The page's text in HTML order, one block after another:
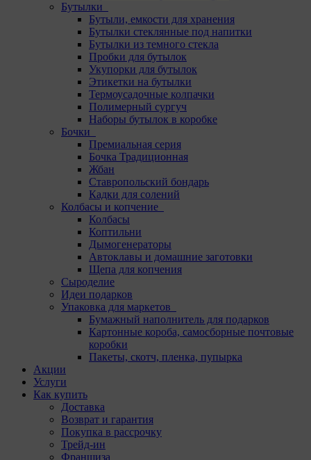
Бутылки
Бутыли, емкости для хранения
Бутылки стеклянные под напитки
Бутылки из темного стекла
Пробки для бутылок
Укупорки для бутылок
Этикетки на бутылки
Термоусадочные колпачки
Полимерный сургуч
Наборы бутылок в коробке
Бочки
Премиальная серия
Бочка Традиционная
Жбан
Ставропольский бондарь
Кадки для солений
Колбасы и копчение
Колбасы
Коптильни
Дымогенераторы
Автоклавы и домашние заготовки
Щепа для копчения
Сыроделие
Идеи подарков
Упаковка для маркетов
Бумажный наполнитель для подарков
Картонные короба, самосборные почтовые
коробки
Пакеты, скотч, пленка, пупырка
Акции
Услуги
Как купить
Доставка
Возврат и гарантия
Покупка в рассрочку
Трейд-ин
Франшиза